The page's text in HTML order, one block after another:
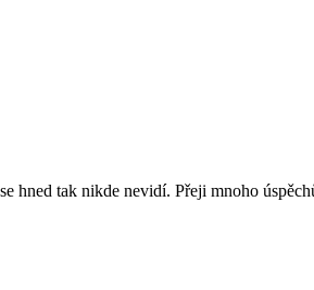
hned tak nikde nevidí. Přeji mnoho